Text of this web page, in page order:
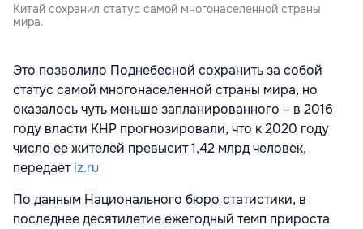
Китай сохранил статус самой многонаселенной страны
мира.
Это позволило Поднебесной сохранить за собой
статус самой многонаселенной страны мира, но
оказалось чуть меньше запланированного – в 2016
году власти КНР прогнозировали, что к 2020 году
число ее жителей превысит 1,42 млрд человек,
передаетiz.ru
По данным Национального бюро статистики, в
последнее десятилетие ежегодный темп прироста